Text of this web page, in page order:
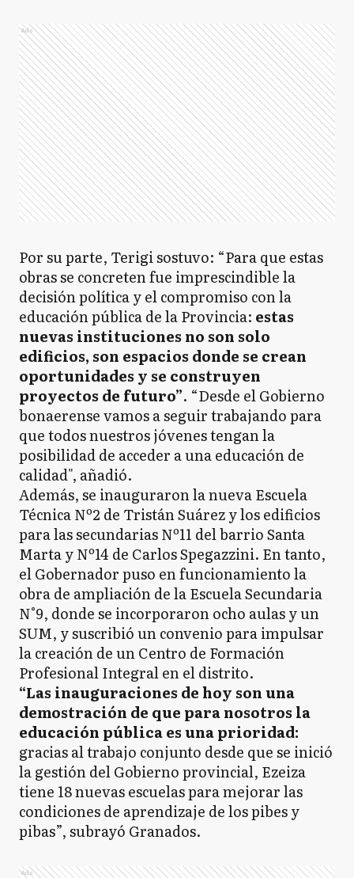
Ads
Por su parte, Terigi sostuvo: “Para que estas
obras se concreten fue imprescindible la
decisión política y el compromiso con la
educación pública de la Provincia: estas
nuevas instituciones no son solo
edificios, son espacios donde se crean
oportunidades y se construyen
proyectos de futuro”. “Desde el Gobierno
bonaerense vamos a seguir trabajando para
que todos nuestros jóvenes tengan la
posibilidad de acceder a una educación de
calidad", añadió.
Además, se inauguraron la nueva Escuela
Técnica Nº2 de Tristán Suárez y los edificios
para las secundarias Nº11 del barrio Santa
Marta y Nº14 de Carlos Spegazzini. En tanto,
el Gobernador puso en funcionamiento la
obra de ampliación de la Escuela Secundaria
N°9, donde se incorporaron ocho aulas y un
SUM, y suscribió un convenio para impulsar
la creación de un Centro de Formación
Profesional Integral en el distrito.
“Las inauguraciones de hoy son una
demostración de que para nosotros la
educación pública es una prioridad:
gracias al trabajo conjunto desde que se inició
la gestión del Gobierno provincial, Ezeiza
tiene 18 nuevas escuelas para mejorar las
condiciones de aprendizaje de los pibes y
pibas”, subrayó Granados.
Ads